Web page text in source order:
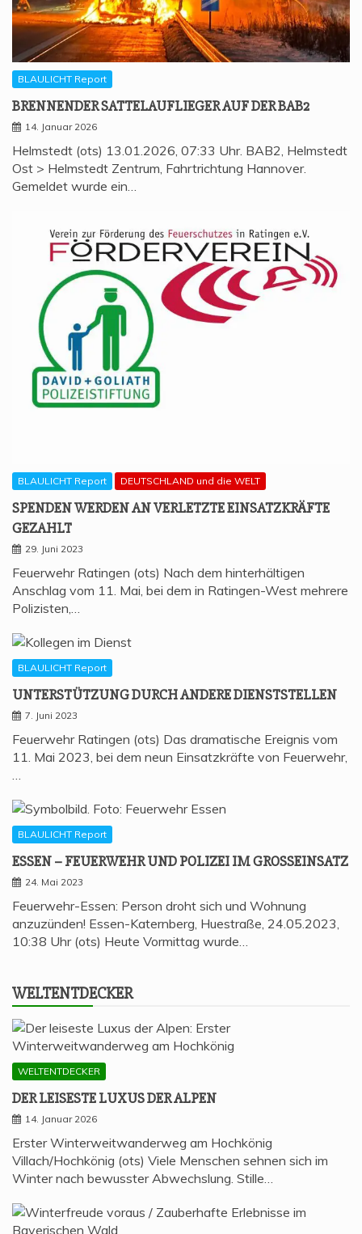
BLAULICHT Report
BREN­NEN­DER SAT­TEL­AUF­LIE­GER AUF DER BAB2
14. Januar 2026
Helmstedt (ots) 13.01.2026, 07:33 Uhr. BAB2, Helmstedt
Ost > Helmstedt Zentrum, Fahrtrichtung Hannover.
Gemeldet wurde ein…
BLAULICHT Report DEUTSCHLAND und die WELT
SPEN­DEN WER­DEN AN VER­LETZ­TE EIN­SATZ­KRÄF­TE
GEZAHLT
29. Juni 2023
Feuerwehr Ratingen (ots) Nach dem hinterhältigen
Anschlag vom 11. Mai, bei dem in Ratingen-West mehrere
Polizisten,…
BLAULICHT Report
UNTER­STÜT­ZUNG DURCH ANDE­RE DIENSTSTELLEN
7. Juni 2023
Feuerwehr Ratingen (ots) Das dramatische Ereignis vom
11. Mai 2023, bei dem neun Einsatzkräfte von Feuerwehr,
…
BLAULICHT Report
ESSEN – FEU­ER­WEHR UND POLI­ZEI IM GROSSEINSATZ
24. Mai 2023
Feuerwehr-Essen: Person droht sich und Wohnung
anzuzünden! Essen-Katernberg, Huestraße, 24.05.2023,
10:38 Uhr (ots) Heute Vormittag wurde…
WELT­ENT­DE­CKER
WELTENTDECKER
DER LEI­SES­TE LUXUS DER ALPEN
14. Januar 2026
Erster Winterweitwanderweg am Hochkönig
Villach/Hochkönig (ots) Viele Menschen sehnen sich im
Winter nach bewusster Abwechslung. Stille…